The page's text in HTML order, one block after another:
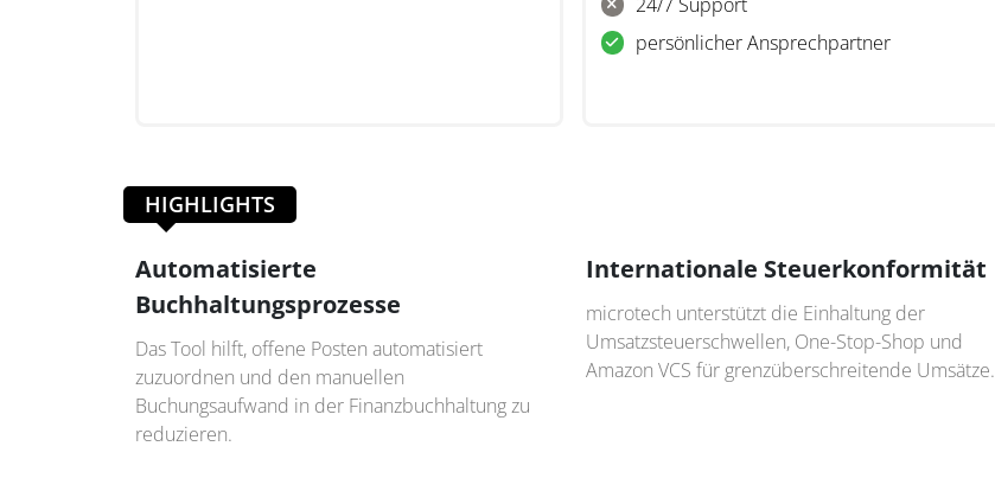
24/7 Support
persönlicher Ansprechpartner
HIGHLIGHTS
Automatisierte
Buchhaltungsprozesse
Das Tool hilft, offene Posten automatisiert
zuzuordnen und den manuellen
Buchungsaufwand in der Finanzbuchhaltung zu
reduzieren.
Internationale Steuerkonformität
microtech unterstützt die Einhaltung der
Umsatzsteuerschwellen, One-Stop-Shop und
Amazon VCS für grenzüberschreitende Umsätze.